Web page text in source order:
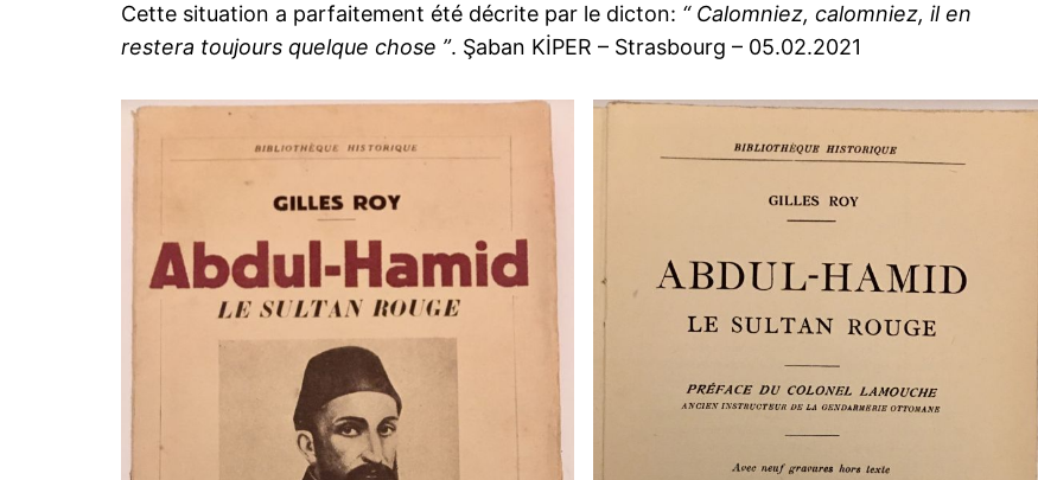
Cette situation a parfaitement été décrite par le dicton: “ Calomniez, calomniez, il en
restera toujours quelque chose ”. Şaban KİPER – Strasbourg – 05.02.2021